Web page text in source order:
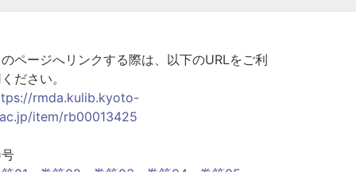
ページへリンクする際は、以下のURLをご利
ださい。
rmda.kulib.kyoto-
item/rb00013425